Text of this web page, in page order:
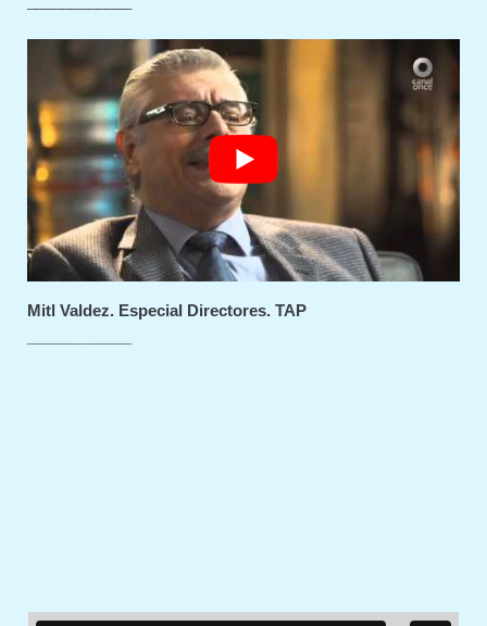
Mitl Valdez. Especial Directores. TAP